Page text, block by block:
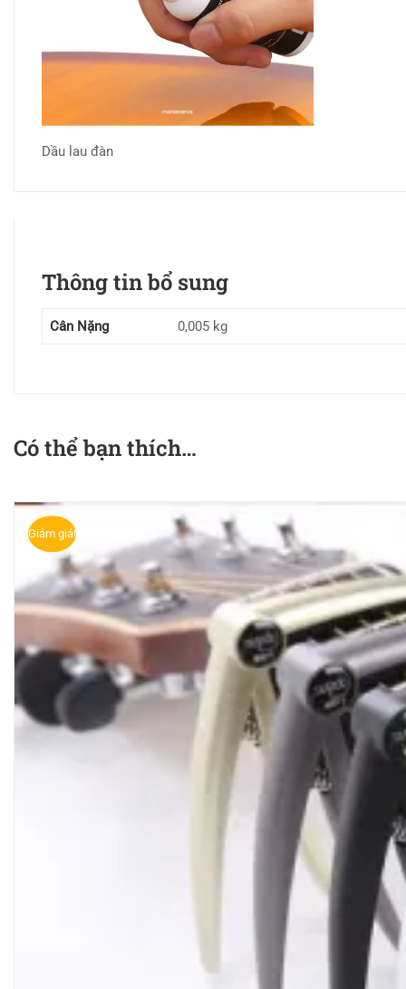
Dầu lau đàn
Thông tin bổ sung
Cân Nặng 0,005 kg
Có thể bạn thích…
Giảm giá!